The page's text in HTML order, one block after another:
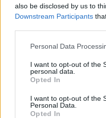
also be disclosed by us to
Downstream Participants
Please note that this
not limited to your visit or
grant or deny consent to
use your data for below
consent section.
Personal Data
I want to opt-out of the
personal data.
Opted In
I want to opt-out of the
Personal Data.
Opted In